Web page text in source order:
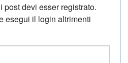
post devi esser registrato.
esegui il login altrimenti